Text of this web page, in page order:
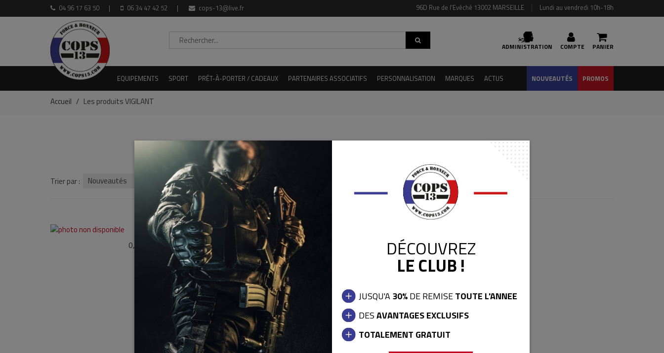
DÉCOUVREZ
LE CLUB !
JUSQU'A30%DE REMISETOUTE L'ANNEE
DESAVANTAGES EXCLUSIFS
TOTALEMENT GRATUIT
04 96 17 63 50 06 34 47 42 52 cops-13@live.fr 96D Rue de l'Evêché 13002 MARSEILLE Lundi au vendredi 10h-18h
PANIER
COMPTE
ADMINISTRATION
EQUIPEMENTS SPORT PRÊT-À-PORTER / CADEAUX PARTENAIRES ASSOCIATIFS PERSONNALISATION MARQUES ACTUS PROMOS
NOUVEAUTÉS
Accueil Les produits VIGILANT
LES PRODUITS VIGILANT
Trier par : Nouveautés
0,00 €